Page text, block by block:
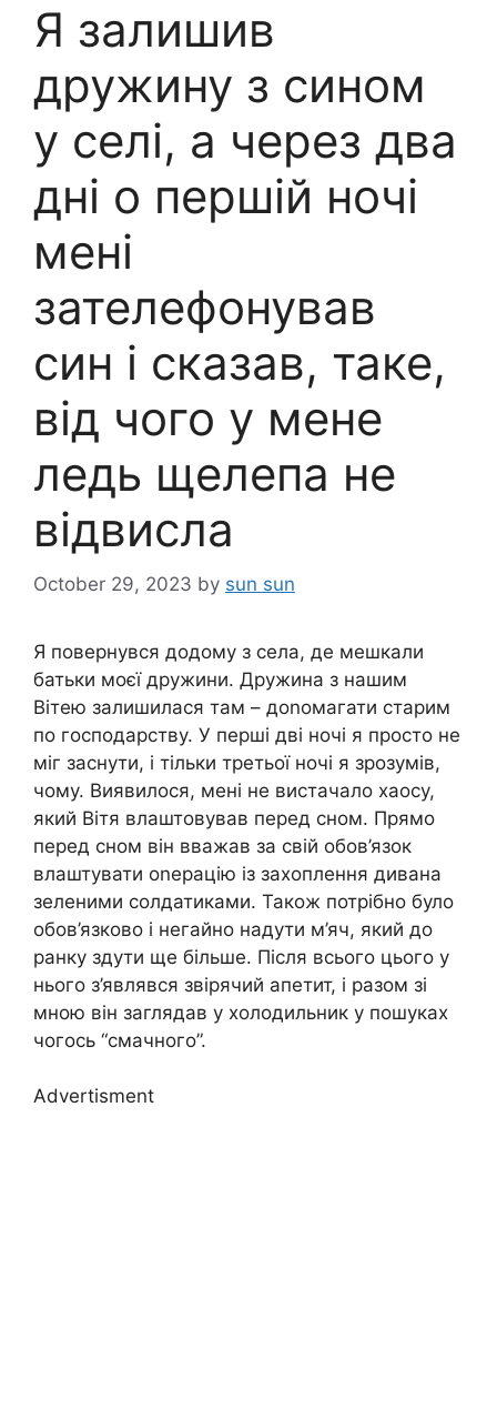
Я залишив
дружину з сином
у селі, а через два
дні о першій ночі
мені
зателефонував
син і сказав, таке,
від чого у мене
ледь щелепа не
відвисла
October 29, 2023 by sun sun
Я повернувся додому з села, де мешкали
батьки моєї дружини. Дружина з нашим
Вітею залишилася там – доnомагати старим
по господарству. У перші дві ночі я просто не
міг заснути, і тільки третьої ночі я зрозумів,
чому. Виявилося, мені не вистачало хаосу,
який Вітя влаштовував перед сном. Прямо
перед сном він вважав за свій обов’язок
влаштувати оnерацію із захоплення дивана
зеленими солдатиками. Також потрібно було
обов’язково і негайно надути м’яч, який до
ранку здути ще більше. Після всього цього у
нього з’являвся звірячий апетит, і разом зі
мною він заглядав у холодильник у пошуках
чогось “смачного”.
Advertisment